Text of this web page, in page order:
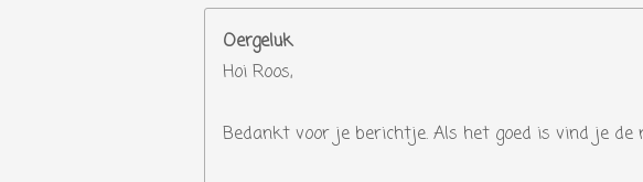
Oergeluk
Hoi Roos,
Bedankt voor je berichtje. Als het goed is vind je